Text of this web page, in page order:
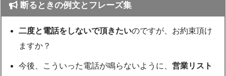
断るときの例文とフレーズ集
二度と電話をしないで頂きたいのですが、お約束頂け
ますか？
今後、こういった電話が鳴らないように、営業リスト